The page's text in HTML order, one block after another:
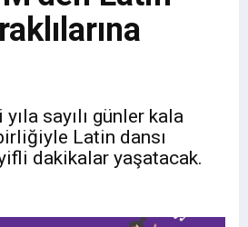
sayılı günler kala
Latin dansı
dakikalar yaşatacak.